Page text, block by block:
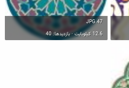
47.JPG
12.6 کیلوبایت · بازدیدها: 40